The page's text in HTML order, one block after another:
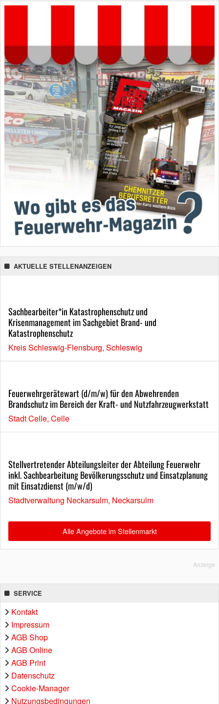
AKTUELLE STELLENANZEIGEN
Sachbearbeiter*in Katastrophenschutz und
Krisenmanagement im Sachgebiet Brand- und
Katastrophenschutz
Kreis Schleswig-Flensburg, Schleswig
Feuerwehrgerätewart (d/m/w) für den Abwehrenden
Brandschutz im Bereich der Kraft- und Nutzfahrzeugwerkstatt
Stadt Celle, Celle
Stellvertretender Abteilungsleiter der Abteilung Feuerwehr
inkl. Sachbearbeitung Bevölkerungsschutz und Einsatzplanung
mit Einsatzdienst (m/w/d)
Stadtverwaltung Neckarsulm, Neckarsulm
Alle Angebote im Stellenmarkt
Anzeige
SERVICE
Kontakt
Impressum
AGB Shop
AGB Online
AGB Print
Datenschutz
Cookie-Manager
Nutzungsbedingungen